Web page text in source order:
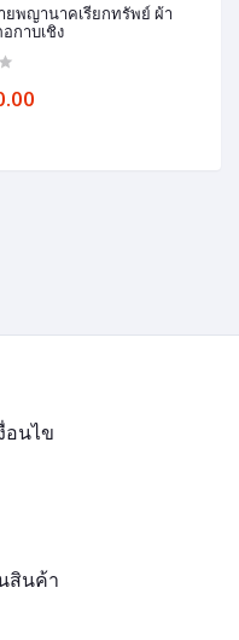
ยพญานาคเรียกทรัพย์ ผ้า
กาบเชิง
อนไข
สินค้า